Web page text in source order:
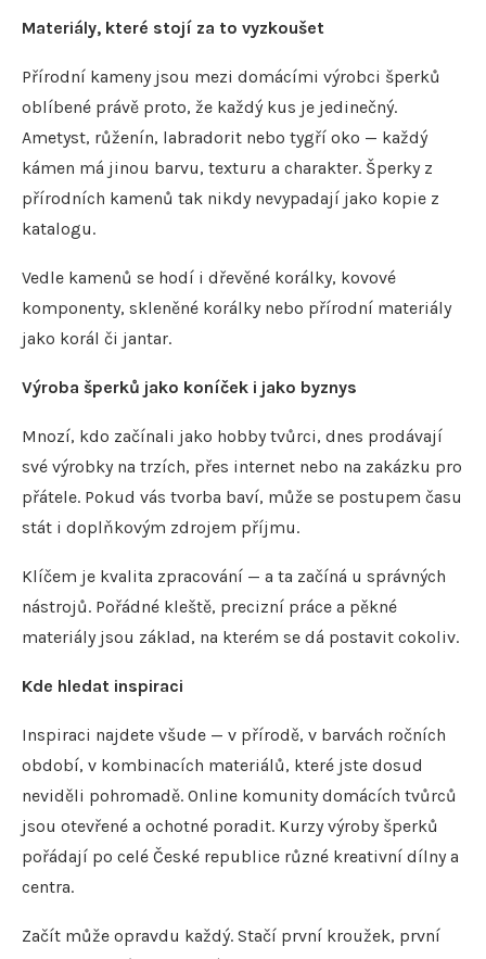
Materiály, které stojí za to vyzkoušet
Přírodní kameny jsou mezi domácími výrobci šperků
oblíbené právě proto, že každý kus je jedinečný.
Ametyst, růženín, labradorit nebo tygří oko — každý
kámen má jinou barvu, texturu a charakter. Šperky z
přírodních kamenů tak nikdy nevypadají jako kopie z
katalogu.
Vedle kamenů se hodí i dřevěné korálky, kovové
komponenty, skleněné korálky nebo přírodní materiály
jako korál či jantar.
Výroba šperků jako koníček i jako byznys
Mnozí, kdo začínali jako hobby tvůrci, dnes prodávají
své výrobky na trzích, přes internet nebo na zakázku pro
přátele. Pokud vás tvorba baví, může se postupem času
stát i doplňkovým zdrojem příjmu.
Klíčem je kvalita zpracování — a ta začíná u správných
nástrojů. Pořádné kleště, precizní práce a pěkné
materiály jsou základ, na kterém se dá postavit cokoliv.
Kde hledat inspiraci
Inspiraci najdete všude — v přírodě, v barvách ročních
období, v kombinacích materiálů, které jste dosud
neviděli pohromadě. Online komunity domácích tvůrců
jsou otevřené a ochotné poradit. Kurzy výroby šperků
pořádají po celé České republice různé kreativní dílny a
centra.
Začít může opravdu každý. Stačí první kroužek, první